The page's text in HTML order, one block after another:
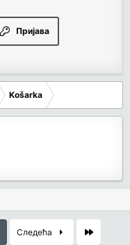
Пријава
Košarka
Следећа Last